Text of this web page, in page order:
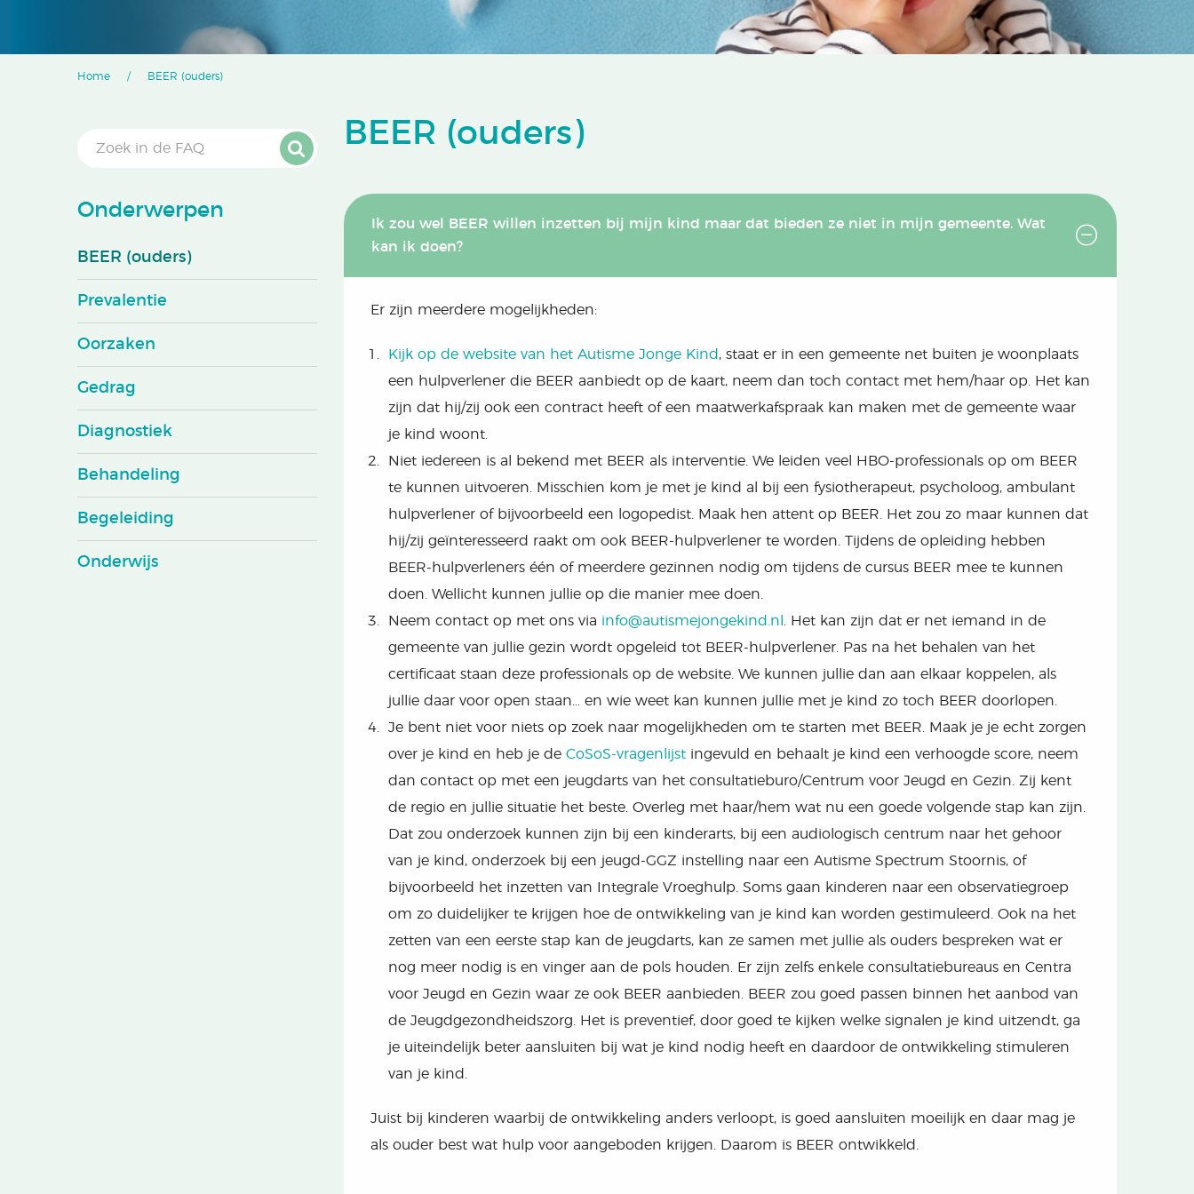
Home BEER (ouders)
BEER (ouders)
Ik zou wel BEER willen inzetten bij mijn kind maar dat bieden ze niet in mijn gemeente. Wat
kan ik doen?
Er zijn meerdere mogelijkheden:
Kijk op de website van het Autisme Jonge Kind , staat er in een gemeente net buiten je woonplaats
een hulpverlener die BEER aanbiedt op de kaart, neem dan toch contact met hem/haar op. Het kan
zijn dat hij/zij ook een contract heeft of een maatwerkafspraak kan maken met de gemeente waar
je kind woont.
Niet iedereen is al bekend met BEER als interventie. We leiden veel HBO-professionals op om BEER
te kunnen uitvoeren. Misschien kom je met je kind al bij een fysiotherapeut, psycholoog, ambulant
hulpverlener of bijvoorbeeld een logopedist. Maak hen attent op BEER. Het zou zo maar kunnen dat
hij/zij geïnteresseerd raakt om ook BEER-hulpverlener te worden. Tijdens de opleiding hebben
BEER-hulpverleners één of meerdere gezinnen nodig om tijdens de cursus BEER mee te kunnen
doen. Wellicht kunnen jullie op die manier mee doen.
Neem contact op met ons via info@autismejongekind.nl
. Het kan zijn dat er net iemand in de
gemeente van jullie gezin wordt opgeleid tot BEER-hulpverlener. Pas na het behalen van het
certificaat staan deze professionals op de website. We kunnen jullie dan aan elkaar koppelen, als
jullie daar voor open staan… en wie weet kan kunnen jullie met je kind zo toch BEER doorlopen.
Je bent niet voor niets op zoek naar mogelijkheden om te starten met BEER. Maak je je echt zorgen
over je kind en heb je de CoSoS-vragenlijst ingevuld en behaalt je kind een verhoogde score, neem
dan contact op met een jeugdarts van het consultatieburo/Centrum voor Jeugd en Gezin. Zij kent
de regio en jullie situatie het beste. Overleg met haar/hem wat nu een goede volgende stap kan zijn.
Dat zou onderzoek kunnen zijn bij een kinderarts, bij een audiologisch centrum naar het gehoor
van je kind, onderzoek bij een jeugd-GGZ instelling naar een Autisme Spectrum Stoornis, of
bijvoorbeeld het inzetten van Integrale Vroeghulp. Soms gaan kinderen naar een observatiegroep
om zo duidelijker te krijgen hoe de ontwikkeling van je kind kan worden gestimuleerd. Ook na het
zetten van een eerste stap kan de jeugdarts, kan ze samen met jullie als ouders bespreken wat er
nog meer nodig is en vinger aan de pols houden. Er zijn zelfs enkele consultatiebureaus en Centra
voor Jeugd en Gezin waar ze ook BEER aanbieden. BEER zou goed passen binnen het aanbod van
de Jeugdgezondheidszorg. Het is preventief, door goed te kijken welke signalen je kind uitzendt, ga
je uiteindelijk beter aansluiten bij wat je kind nodig heeft en daardoor de ontwikkeling stimuleren
van je kind.
Juist bij kinderen waarbij de ontwikkeling anders verloopt, is goed aansluiten moeilijk en daar mag je
als ouder best wat hulp voor aangeboden krijgen. Daarom is BEER ontwikkeld.
Onderwerpen
BEER (ouders)
Prevalentie
Oorzaken
Gedrag
Diagnostiek
Behandeling
Begeleiding
Onderwijs